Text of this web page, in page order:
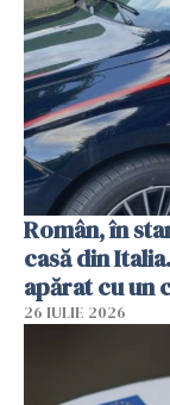
Român, în
casă din
apărat cu un
26 IULIE 2026